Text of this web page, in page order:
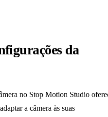
da
no Stop Motion Studio
a câmera às suas